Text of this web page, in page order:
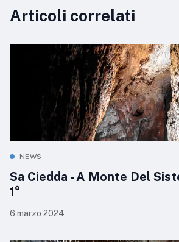
Articoli correlati
NEWS
Sa Ciedda - A Monte Del
1°
6 marzo 2024